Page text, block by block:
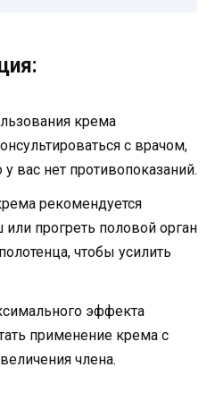
крема
с врачом,
у вас нет противопоказаний.
рекомендуется
или прогреть половой орган
чтобы усилить
эффекта
применение крема с
члена.